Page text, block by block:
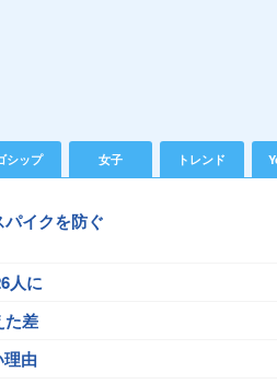
シップ 女子 トレンド
イクを防ぐ
人に
た差
由